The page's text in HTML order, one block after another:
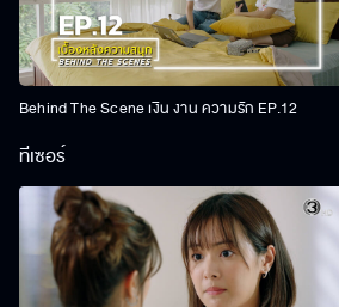
Behind The Scene เงิน งาน ความรัก EP.12
ทีเซอร์